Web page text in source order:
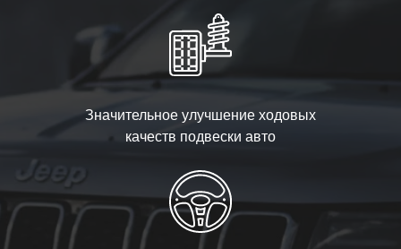
Значительное улучшение ходовых
качеств подвески авто